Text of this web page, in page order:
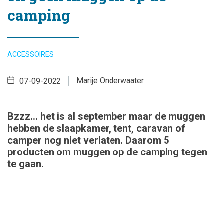
camping
ACCESSOIRES
Marije Onderwaater
07-09-2022
Bzzz... het is al september maar de muggen
hebben de slaapkamer, tent, caravan of
camper nog niet verlaten. Daarom 5
producten om muggen op de camping tegen
te gaan.